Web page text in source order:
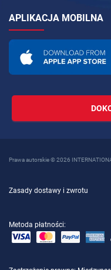
APLIKACJA MOBILNA
Prawa autorskie © 2026
Zasady dostawy i zwrotu
Metoda płatności: